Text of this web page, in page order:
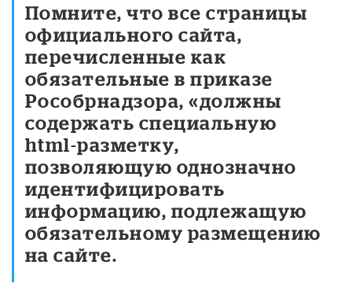
Помните, что все страницы
официального сайта,
перечисленные как
обязательные в приказе
Рособрнадзора, «должны
содержать специальную
html-разметку,
позволяющую однозначно
идентифицировать
информацию, подлежащую
обязательному размещению
на сайте.